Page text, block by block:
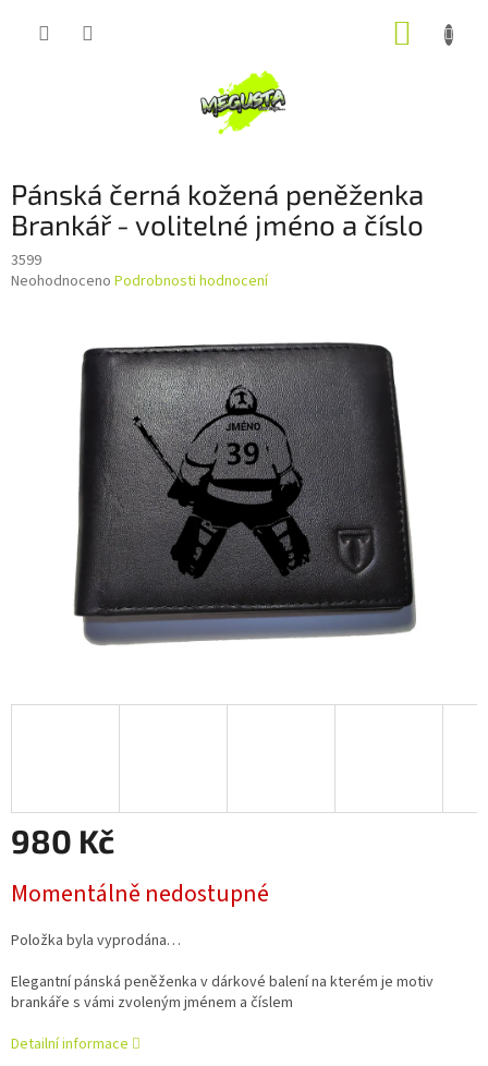
Pánská černá kožená peněženka
Brankář - volitelné jméno a číslo
3599
Průměrné
hvězdiček.
Neohodnoceno Podrobnosti hodnocení
980 Kč
cena:
Momentálně nedostupné
Položka byla vyprodána…
Elegantní pánská peněženka v dárkové balení na kterém je motiv
brankáře s vámi zvoleným jménem a číslem
Detailní informace